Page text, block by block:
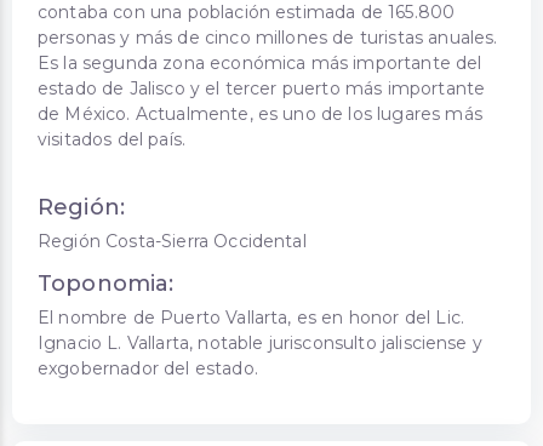
contaba con una población estimada de 165.800
personas y más de cinco millones de turistas anuales.
Es la segunda zona económica más importante del
estado de Jalisco y el tercer puerto más importante
de México. Actualmente, es uno de los lugares más
visitados del país.
Región:
Región Costa-Sierra Occidental
Toponomia:
El nombre de Puerto Vallarta, es en honor del Lic.
Ignacio L. Vallarta, notable jurisconsulto jalisciense y
exgobernador del estado.